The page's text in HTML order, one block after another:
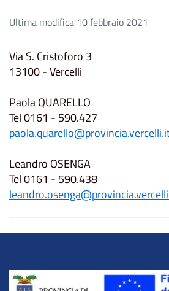
Ultima modifica 10 febbraio 2021
Via S. Cristoforo 3
13100 - Vercelli
Paola QUARELLO
Tel 0161 - 590.427
Leandro OSENGA
Tel 0161 - 590.438
Title